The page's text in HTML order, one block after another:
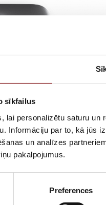
sīkfailus
lai personalizētu saturu
Informāciju par to, kā jūs
un analīzes
pakalpojumus.
Preferences